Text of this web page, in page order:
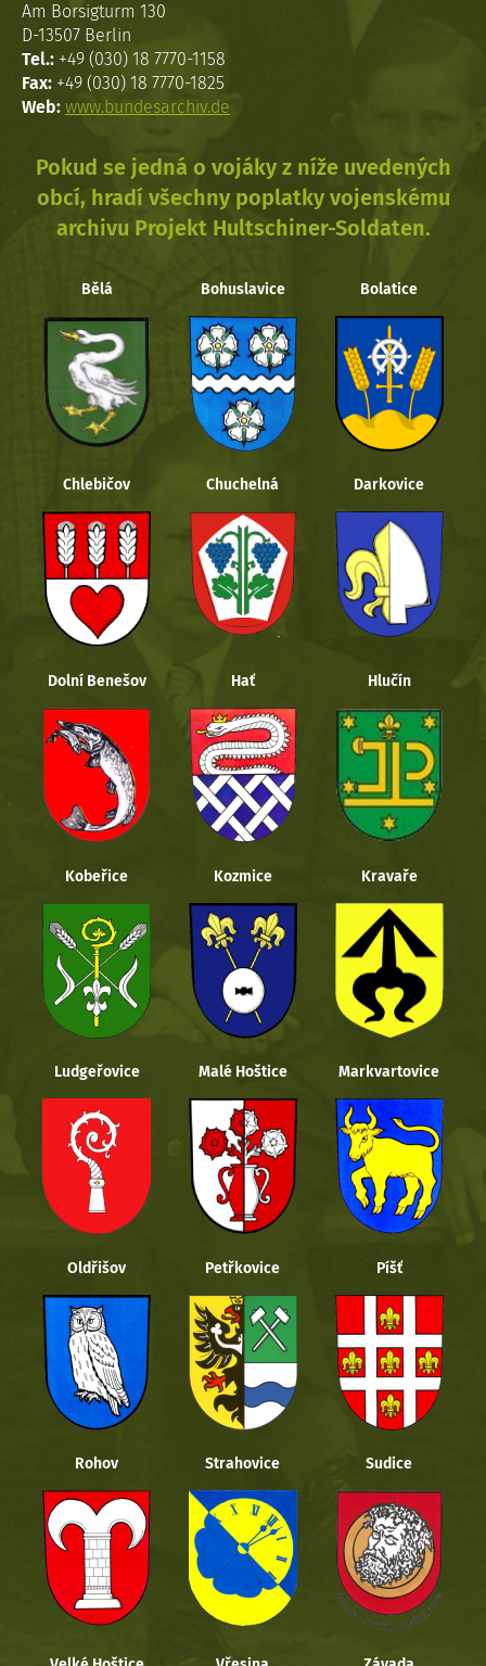
Am Borsigturm 130
D-13507 Berlin
Tel.: +49 (030) 18 7770-1158
Fax: +49 (030) 18 7770-1825
Web: www.bundesarchiv.de
Pokud se jedná o vojáky z níže uvedených
obcí, hradí všechny poplatky vojenskému
archivu Projekt Hultschiner-Soldaten.
Bělá Bohuslavice Bolatice
Chlebičov Chuchelná Darkovice
Dolní Benešov Hať Hlučín
Kobeřice Kozmice Kravaře
Ludgeřovice Malé Hoštice Markvartovice
Oldřišov Petřkovice Píšť
Rohov Strahovice Sudice